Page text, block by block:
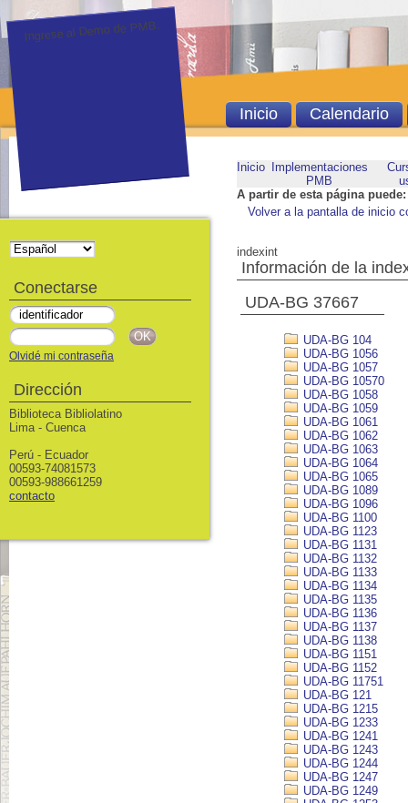
Inicio
Implementaciones
PMB
A partir de esta página puede:
Volver a la pantalla de inicio
indexint
Información de la
UDA-BG 37667
UDA-BG 104
UDA-BG 1056
UDA-BG 1057
UDA-BG 10570
UDA-BG 1058
UDA-BG 1059
UDA-BG 1061
UDA-BG 1062
UDA-BG 1063
UDA-BG 1064
UDA-BG 1065
UDA-BG 1089
UDA-BG 1096
UDA-BG 1100
UDA-BG 1123
UDA-BG 1131
UDA-BG 1132
UDA-BG 1133
UDA-BG 1134
UDA-BG 1135
UDA-BG 1136
UDA-BG 1137
UDA-BG 1138
UDA-BG 1151
UDA-BG 1152
UDA-BG 11751
UDA-BG 121
UDA-BG 1215
UDA-BG 1233
UDA-BG 1241
UDA-BG 1243
UDA-BG 1244
UDA-BG 1247
UDA-BG 1249
Ingrese al Demo de PMB.
Inicio Calendario
Conectarse
Olvidé mi contraseña
Dirección
Biblioteca Bibliolatino
Lima - Cuenca
Perú - Ecuador
00593-74081573
00593-988661259
contacto